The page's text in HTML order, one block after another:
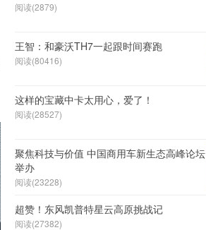
阅读(2879)
王智：和豪沃TH7一起跟时间赛跑
阅读(80416)
这样的宝藏中卡太用心，爱了！
阅读(28527)
聚焦科技与价值 中国商用车新生态高峰论坛
举办
阅读(23228)
超赞！东风凯普特星云高原挑战记
阅读(27382)